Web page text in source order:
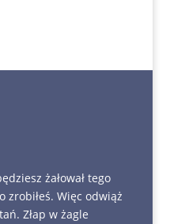
żałował tego
zrobiłeś. Więc odwiąż
Złap w żagle